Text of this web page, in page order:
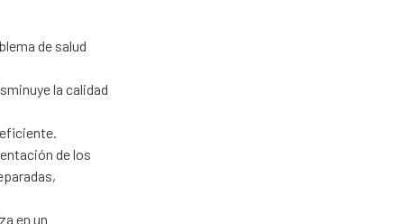
de salud
la calidad
de los
en un